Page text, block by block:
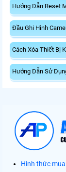
Hướng Dẫn Reset
Đầu Ghi Hình
Cách Xóa Thiết Bị
Hướng Dẫn Sử
Hình thức